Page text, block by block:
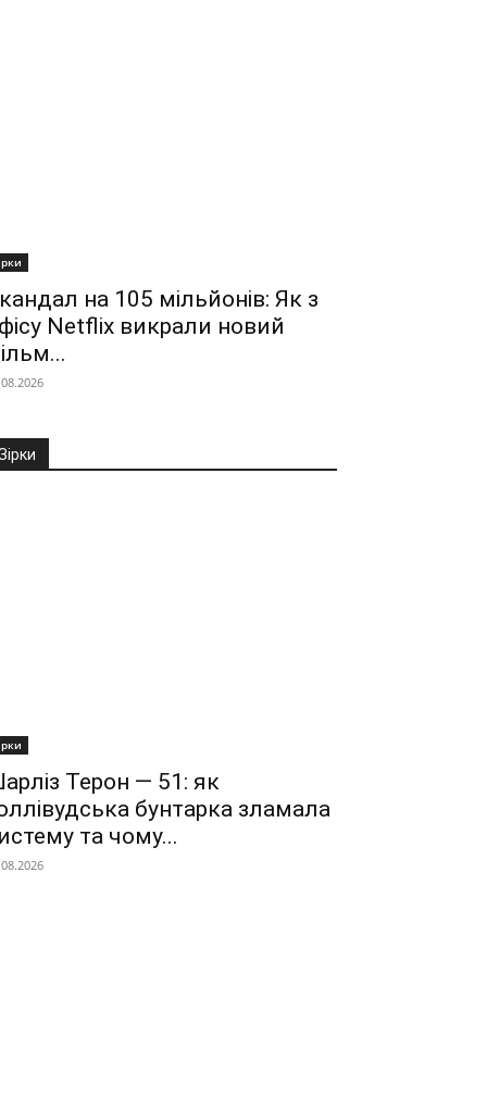
на 105 мільйонів: Як з
Netflix викрали новий
Терон — 51: як
бунтарка зламала
та чому...